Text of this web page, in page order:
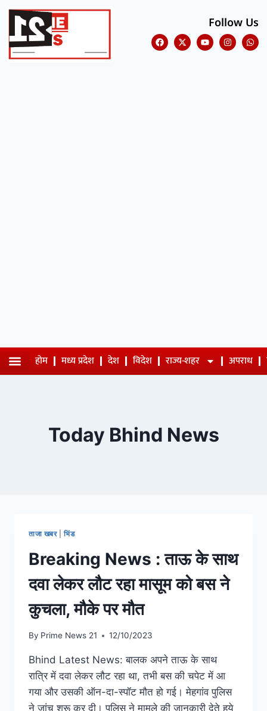
Follow Us
होम मध्य प्रदेश देश विदेश राज्य-शहर अपराध
Today Bhind News
ताजा खबर|भिंड
Breaking News : ताऊ के साथ
दवा लेकर लौट रहा मासूम को बस ने
कुचला, मौके पर मौत
By Prime News 21 12/10/2023
Bhind Latest News: बालक अपने ताऊ के साथ
रात्रि में दवा लेकर लौट रहा था, तभी बस की चपेट में आ
गया और उसकी ऑन-दा-स्पॉट मौत हो गई। मेहगांव पुलिस
ने जांच शुरू कर दी। पुलिस ने मामले की जानकारी देते हुये